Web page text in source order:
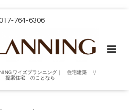
764-6306
ワイズプランニング｜ 住宅建築 リ
提案住宅 のことなら